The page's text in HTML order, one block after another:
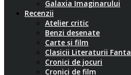
Galaxia Imaginarului
Recenzii
Atelier critic
Benzi desenate
Carte și film
Clasicii Literaturii
Cronici de jocuri
Cronici de film